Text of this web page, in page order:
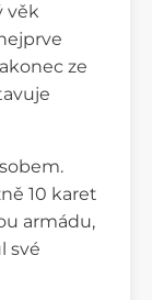
věk
ze
10 karet
armádu,
své